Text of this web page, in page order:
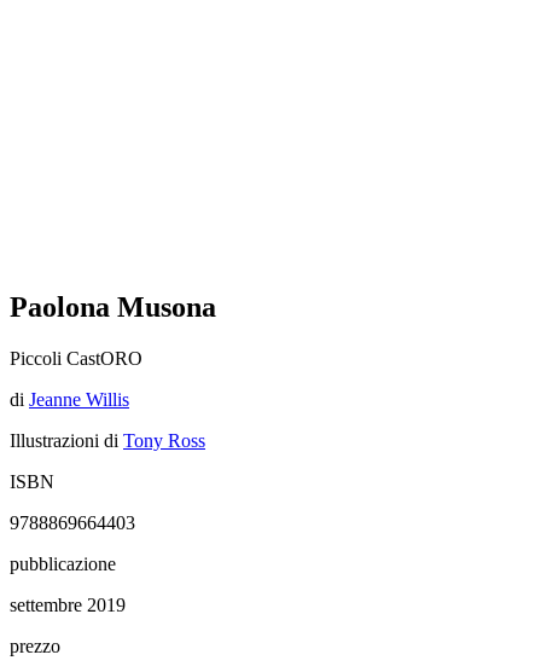
Paolona Musona
Piccoli CastORO
di Jeanne Willis
Illustrazioni di Tony Ross
ISBN
9788869664403
pubblicazione
settembre 2019
prezzo